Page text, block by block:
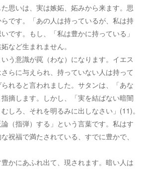
思いは、実は嫉妬、妬みから来ます。思
です。「あの人は持っているが、私は持
です。もし、「私は豊かに持っている」
など生まれません。
う意識が罠（わな）になります。イエス
らに与えられ、持っていない人は持って
れると言われました。サタンは、「あな
摘します。しかし、「実を結ばない暗闇
しろ、それを明るみに出しなさい」(11)。
（指弾）する」という言葉です。私はす
祝福で満たされている、すでに豊かで、
かにあふれ出て、現されます。暗い人は